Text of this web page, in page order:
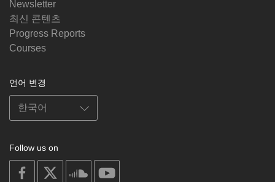
Newsletter
최신 콘텐츠
Progress Reports
Courses
언어 변경
Follow us on
on
facebook
soundcloud